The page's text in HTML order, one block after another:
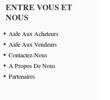
ENTRE VOUS ET
NOUS
Aide Aux Acheteurs
Aide Aux Vendeurs
Contactez-Nous
A Propos De Nous
Partenaires